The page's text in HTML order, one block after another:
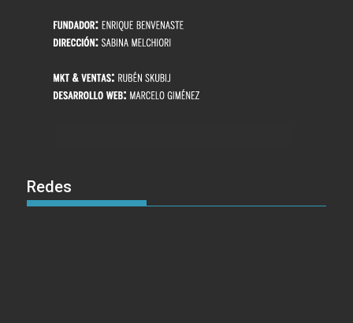
Redes